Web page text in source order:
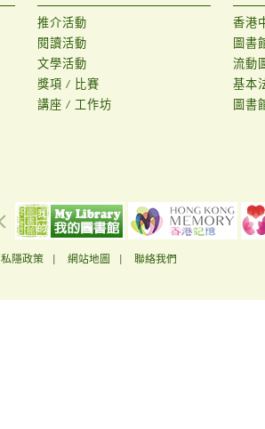
推介活動
閱讀活動
文學活動
獎項 / 比賽
講座 / 工作坊
香港
圖書
流動
基本
圖書
私隱政策 網站地圖 聯絡我們